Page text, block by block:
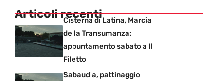
Articoli recentiCisterna di Latina, Marcia
della Transumanza:
appuntamento sabato a Il
Filetto
Sabaudia, pattinaggio